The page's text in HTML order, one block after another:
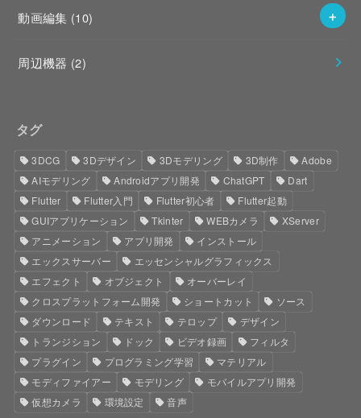
動画編集 (10)
周辺機器 (2)
タグ
3DCG 3Dデザイン 3Dモデリング 3D制作
Adobe
AIモデリング
Androidアプリ開発 ChatGPT
Dart
Flutter
Flutter入門 Flutter初心者
Flutter起動
GUIアプリケーション
Tkinter WEBカメラ
XServer
アニメーション
アプリ開発
インストール
エックスサーバー
エッセンシャルグラフィックス
エフェクト
オブジェクト
オーバーレイ
クロスプラットフォーム開発
ショートカット
ソース
ダウンロード
テキスト テロップ
デザイン
トランジション
ドック ビデオ録画
フィルタ
プラグイン
プログラミング学習
マテリアル
モディファイアー
モデリング
モバイルアプリ開発
仮想カメラ
環境設定 音声